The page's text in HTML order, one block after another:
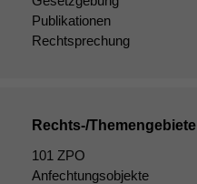
Publikationen
Rechtsprechung
Rechts-/Themengebiete
101 ZPO
Anfechtungsobjekte